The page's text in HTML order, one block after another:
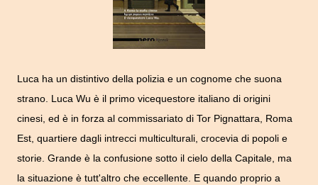
Luca ha un distintivo della polizia e un cognome che suona
strano. Luca Wu è il primo vicequestore italiano di origini
cinesi , ed è in forza al commissariato di Tor Pignattara, Roma
Est, quartiere dagli intrecci multiculturali, crocevia di popoli e
storie. Grande è la confusione sotto il cielo della Capitale, ma
la situazione è tutt'altro che eccellente. E quando proprio a